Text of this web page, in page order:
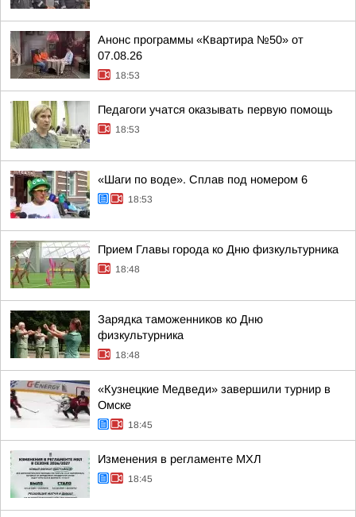
Анонс программы «Квартира №50» от
07.08.26
18:53
Педагоги учатся оказывать первую помощь
18:53
«Шаги по воде». Сплав под номером 6
18:53
Прием Главы города ко Дню физкультурника
18:48
Зарядка таможенников ко Дню
физкультурника
18:48
«Кузнецкие Медведи» завершили турнир в
Омске
18:45
Изменения в регламенте МХЛ
18:45